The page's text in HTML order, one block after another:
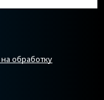
обработку